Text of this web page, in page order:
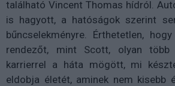
található Vincent Thomas hídról.
is hagyott, a hatóságok szerint
bűncselekményre. Érthetetlen,
rendezőt, mint Scott, olyan több
karrierrel a háta mögött, mi
eldobja életét, aminek nem kisebb